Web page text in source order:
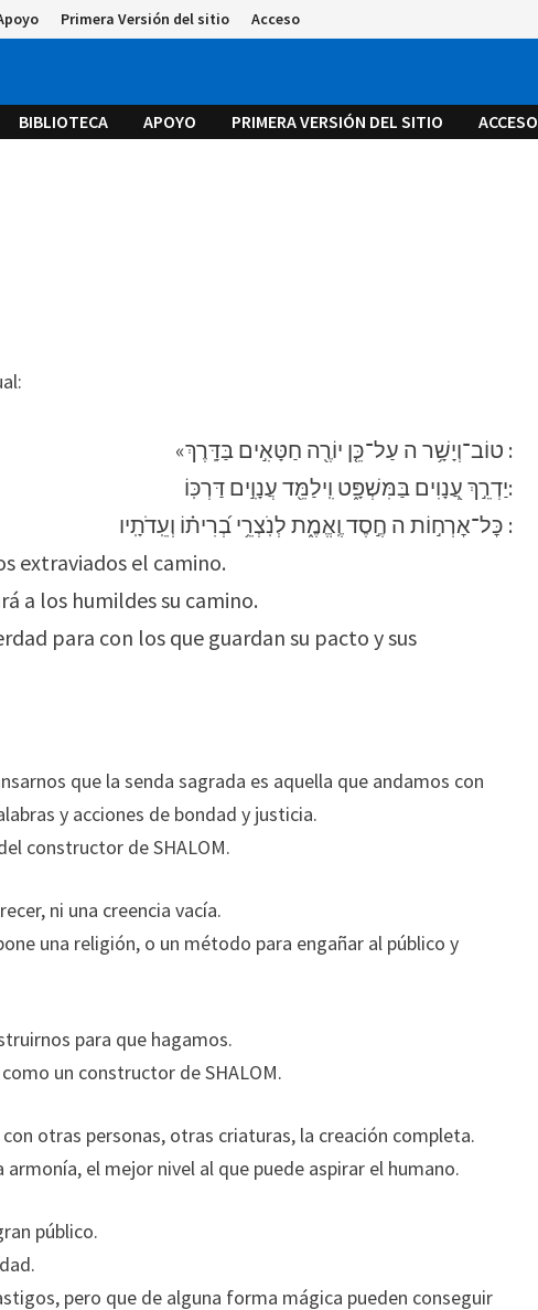
Primera Versión del sitio Acceso
BIBLIOTECA APOYO PRIMERA VERSIÓN DEL SITIO ACCESO
«טוֹב־וְיָשָׁ֥ר ה עַל־כֵּ֤ן יוֹרֶ֖ה חַטָּאִ֣ים בַּדָּֽרֶךְ :
יַדְרֵ֣ךְ עֲ֭נָוִים בַּמִּשְׁפָּ֑ט וִֽילַמֵּ֖ד עֲנָוִ֣ים דַּרְכּֽוֹ:
כׇּל־אׇרְח֣וֹת ה חֶ֣סֶד וֶֽאֱמֶ֑ת לְנֹֽצְרֵ֥י בְ֝רִית֗וֹ וְעֵֽדֹתָֽיו :
extraviados el camino.
a los humildes su camino.
para con los que guardan su pacto y sus
que la senda sagrada es aquella que andamos con
y acciones de bondad y justicia.
constructor de SHALOM.
ni una creencia vacía.
una religión, o un método para engañar al público y
para que hagamos.
un constructor de SHALOM.
otras personas, otras criaturas, la creación completa.
el mejor nivel al que puede aspirar el humano.
público.
pero que de alguna forma mágica pueden conseguir